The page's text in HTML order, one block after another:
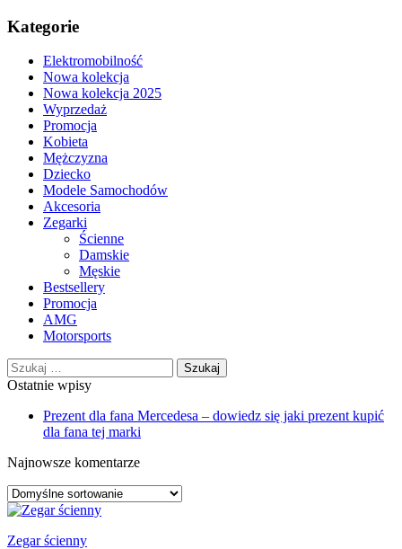
Kategorie
Elektromobilność
Nowa kolekcja
Nowa kolekcja 2025
Wyprzedaż
Promocja
Kobieta
Mężczyzna
Dziecko
Modele Samochodów
Akcesoria
Zegarki
Ścienne
Damskie
Męskie
Bestsellery
Promocja
AMG
Motorsports
Szukaj:
Ostatnie wpisy
Prezent dla fana Mercedesa – dowiedz się jaki prezent kupić
dla fana tej marki
Najnowsze komentarze
Zegar ścienny